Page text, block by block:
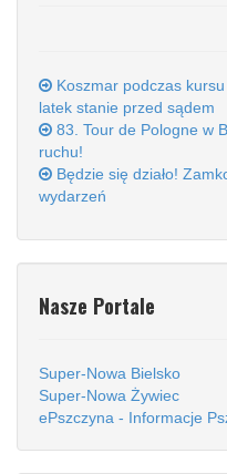
Koszmar podczas
latek stanie przed sądem
83. Tour de Pologne w
ruchu!
Będzie się działo!
wydarzeń
Nasze Portale
Super-Nowa Bielsko
Super-Nowa Żywiec
ePszczyna - Informacje